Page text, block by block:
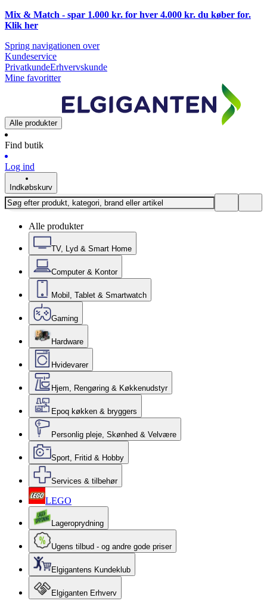
Mix & Match - spar 1.000 kr. for hver 4.000 kr. du køber for.
Klik her
Spring navigationen over
Kundeservice
PrivatkundeErhvervskunde
Mine favoritter
Alle produkter
Find butik
Log ind
Indkøbskurv
Alle produkter
TV, Lyd & Smart Home
Computer & Kontor
Mobil, Tablet & Smartwatch
Gaming
Hardware
Hvidevarer
Hjem, Rengøring & Køkkenudstyr
Epoq køkken & bryggers
Personlig pleje, Skønhed & Velvære
Sport, Fritid & Hobby
Services & tilbehør
LEGO
Lageroprydning
Ugens tilbud - og andre gode priser
Elgigantens Kundeklub
Elgiganten Erhverv